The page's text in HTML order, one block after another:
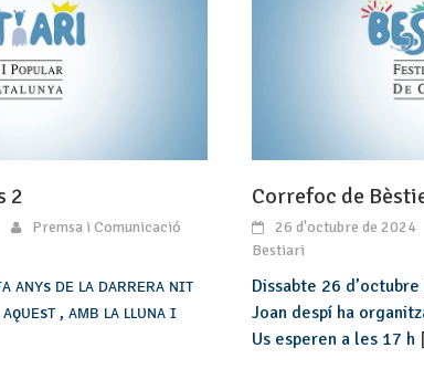
2
Premsa i Comunicació
ᴀɴʏs ᴅᴇ ʟᴀ ᴅᴀʀʀᴇʀᴀ ɴɪᴛ
, ᴀᴍʙ ʟᴀ ʟʟᴜɴᴀ ɪ
Correfoc de
26 d'octubre de 2024
Bestiari
Dissabte 26
Joan despí ha
Us esperen a les 17 h